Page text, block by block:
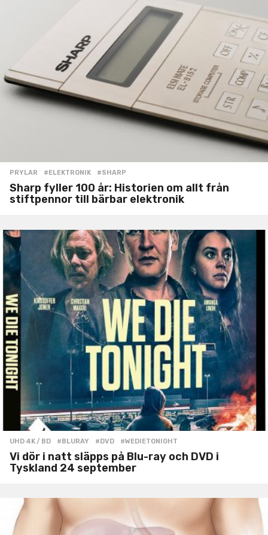
PRYLAR #ELEKTRONIK ,#SHARP
Sharp fyller 100 år: Historien om allt från
stiftpennor till bärbar elektronik
UHD 4K / BD #BLURAY ,#DVD ,#WEDIETONIGHT
Vi dör i natt släpps på Blu-ray och DVD i
Tyskland 24 september